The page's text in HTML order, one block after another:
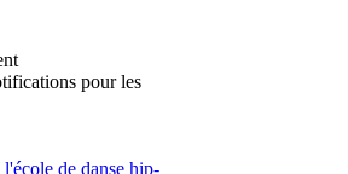
pour les
de danse hip-